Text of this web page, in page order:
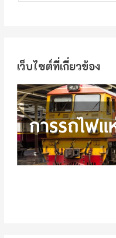
เว็บไซต์ที่เกี่ยวข้อง